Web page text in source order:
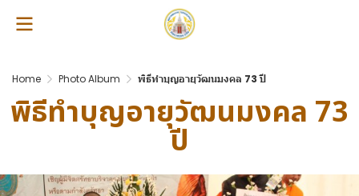
Home Photo Album พิธีทำบุญอายุวัฒนมงคล 73 ปี
พิธีทำบุญอายุวัฒนมงคล 73
ปี